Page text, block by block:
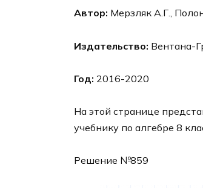
Автор: Мерзляк А.Г.,
Издательство: Вентана-
Год: 2016-2020
На этой странице
учебнику по алгебре 8
Решение №859